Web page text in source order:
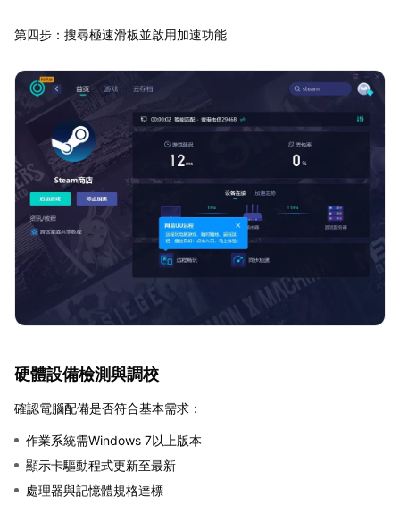
第四步：搜尋極速滑板並啟用加速功能
硬體設備檢測與調校
確認電腦配備是否符合基本需求：
作業系統需Windows 7以上版本
顯示卡驅動程式更新至最新
處理器與記憶體規格達標